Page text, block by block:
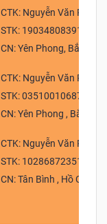
CTK: Nguyễn Văn Phi
STK: 19034808391018
CN: Yên Phong, Bắc Ninh
CTK: Nguyễn Văn Phi
STK: 0351001068717
CN: Yên Phong , Bắc
CTK: Nguyễn Văn Phi
STK: 102868723517
CN: Tân Bình , Hồ Chí